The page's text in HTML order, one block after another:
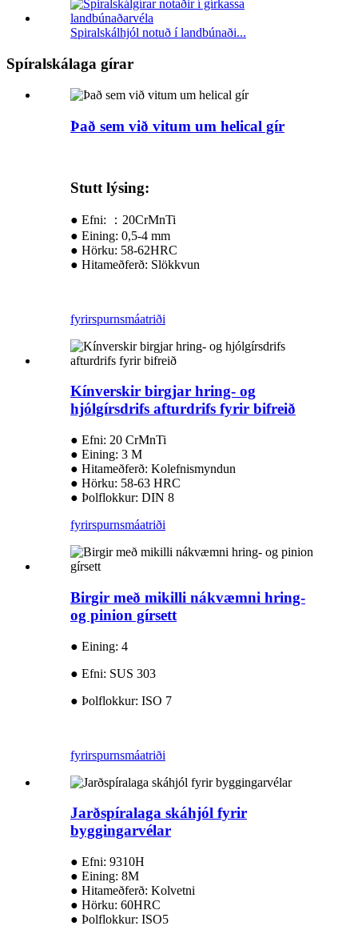
Spiralskálhjól notuð í landbúnaði...
Spíralskálaga gírar
Það sem við vitum um helical gír
Stutt lýsing:
● Efni: ：20CrMnTi
● Eining: 0,5-4 mm
● Hörku: 58-62HRC
● Hitameðferð: Slökkvun
fyrirspurnsmáatriði
Kínverskir birgjar hring- og
hjólgírsdrifs afturdrifs fyrir bifreið
● Efni: 20 CrMnTi
● Eining: 3 M
● Hitameðferð: Kolefnismyndun
● Hörku: 58-63 HRC
● Þolflokkur: DIN 8
fyrirspurnsmáatriði
Birgir með mikilli nákvæmni hring-
og pinion gírsett
● Eining: 4
● Efni: SUS 303
● Þolflokkur: ISO 7
fyrirspurnsmáatriði
Jarðspíralaga skáhjól fyrir
byggingarvélar
● Efni: 9310H
● Eining: 8M
● Hitameðferð: Kolvetni
● Hörku: 60HRC
● Þolflokkur: ISO5